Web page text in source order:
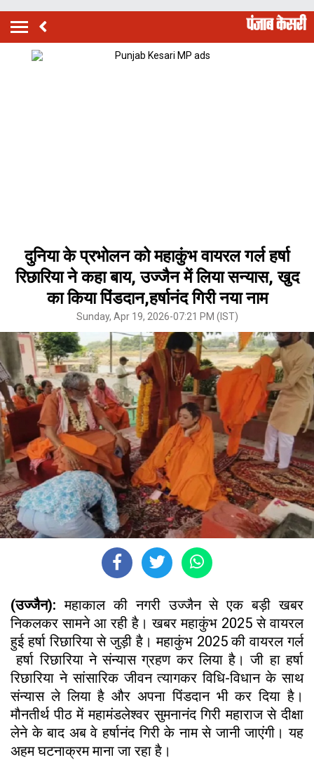
दुनिया के प्रभोलन को महाकुंभ वायरल गर्ल हर्षा
रिछारिया ने कहा बाय, उज्जैन में लिया सन्यास, खुद
का किया पिंडदान,हर्षानंद गिरी नया नाम
Sunday, Apr 19, 2026-07:21 PM (IST)
(उज्जैन): महाकाल की नगरी उज्जैन से एक बड़ी खबर
निकलकर सामने आ रही है। खबर महाकुंभ 2025 से वायरल
हुई हर्षा रिछारिया से जुड़ी है। महाकुंभ 2025 की वायरल गर्ल
हर्षा रिछारिया ने संन्यास ग्रहण कर लिया है। जी हा हर्षा
रिछारिया ने सांसारिक जीवन त्यागकर विधि-विधान के साथ
संन्यास ले लिया है और अपना पिंडदान भी कर दिया है।
मौनतीर्थ पीठ में महामंडलेश्वर सुमनानंद गिरी महाराज से दीक्षा
लेने के बाद अब वे हर्षानंद गिरी के नाम से जानी जाएंगी। यह
अहम घटनाक्रम माना जा रहा है।